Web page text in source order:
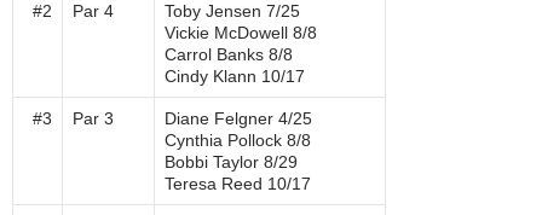
#2 Par 4
Toby Jensen 7/25
Vickie McDowell 8/8
Carrol Banks 8/8
Cindy Klann 10/17
#3 Par 3
Diane Felgner 4/25
Cynthia Pollock 8/8
Bobbi Taylor 8/29
Teresa Reed 10/17